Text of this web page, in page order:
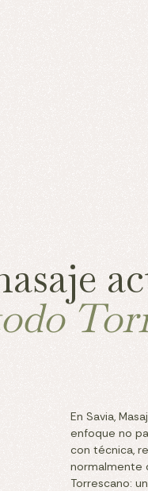
En Savia,
enfoque no
con técnica,
normalmente
Torrescano: